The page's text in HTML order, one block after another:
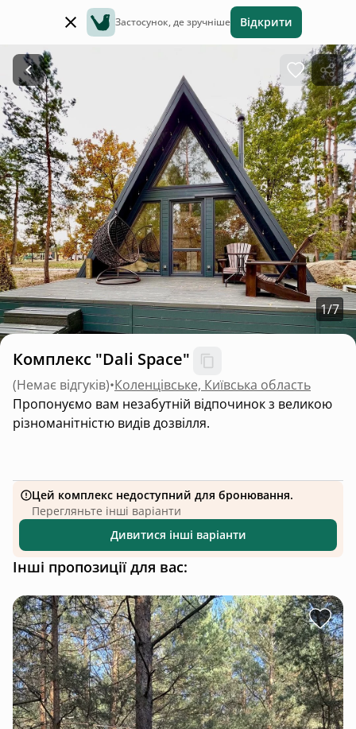
Застосунок, де зручніше Відкрити
1/7
Комплекс "Dali Space"
(Немає відгуків)•Коленцівське, Київська область
Пропонуємо вам незабутній відпочинок з великою
різноманітністю видів дозвілля.
Цей комплекс недоступний для бронювання.
Перегляньте інші варіанти
Дивитися інші варіанти
Інші пропозиції для вас: